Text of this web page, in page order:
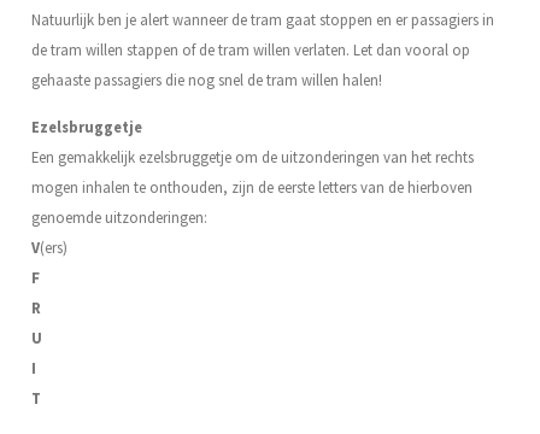
Natuurlijk ben je alert wanneer de tram gaat stoppen en er passagiers in
de tram willen stappen of de tram willen verlaten. Let dan vooral op
gehaaste passagiers die nog snel de tram willen halen!
Ezelsbruggetje
Een gemakkelijk ezelsbruggetje om de uitzonderingen van het rechts
mogen inhalen te onthouden, zijn de eerste letters van de hierboven
genoemde uitzonderingen:
V(ers)
F
R
U
I
T